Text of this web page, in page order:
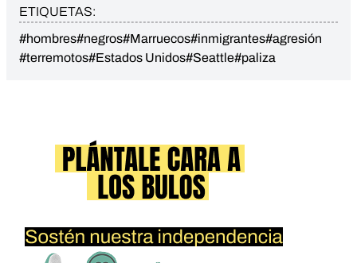
ETIQUETAS:
#hombres#negros#Marruecos#inmigrantes#agresión
#terremotos#Estados Unidos#Seattle#paliza